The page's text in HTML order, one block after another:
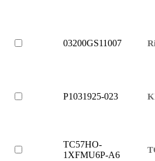
03200GS11007
P1031925-023
TC57HO-
1XFMU6P-A6